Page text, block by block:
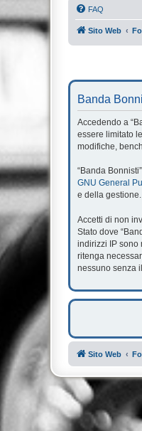
FAQ
Sito Web
Banda
Accedendo a
essere limitato
modifiche,
“Banda
GNU General
e della
Accetti di non
Stato dove
indirizzi IP sono
ritenga
nessuno senza
Sito Web